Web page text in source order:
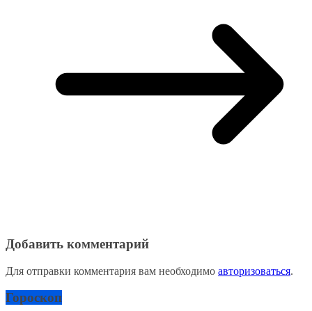
Добавить комментарий
Для отправки комментария вам необходимо авторизоваться.
Гороскоп